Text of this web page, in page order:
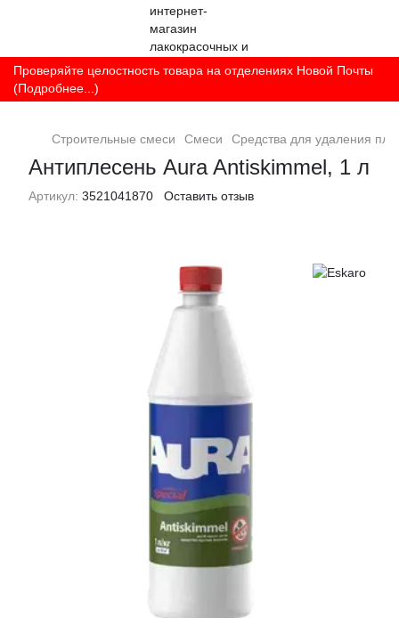
Проверяйте целостность товара на отделениях Новой Почты
(Подробнее...)
Строительные смеси Смеси Средства для удаления
Антиплесень Aura Antiskimmel, 1 л
Артикул: 3521041870 Оставить отзыв